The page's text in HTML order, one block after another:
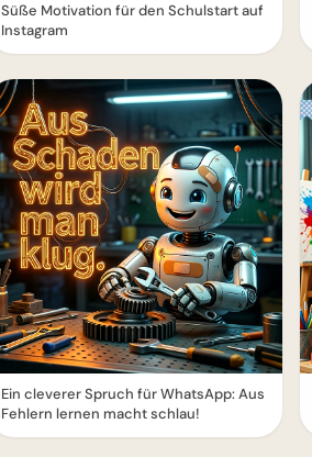
Süße Motivation für den Schulstart auf
Instagram
Ein cleverer Spruch für WhatsApp: Aus
Fehlern lernen macht schlau!